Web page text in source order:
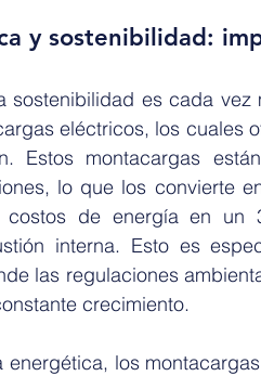
y sostenibilidad:
sostenibilidad es cada
eléctricos, los cuales
Estos montacargas
lo que los convierte
de energía en un
interna. Esto es
las regulaciones
crecimiento.
los